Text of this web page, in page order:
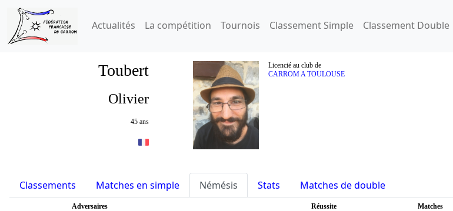
Actualités La compétition Tournois Classement Simple Classement Double
Toubert
Licencié au club de
CARROM A TOULOUSE
Olivier
45 ans
Classements Matches en simple Némésis Stats Matches de double
Adversaires Réussite Matches